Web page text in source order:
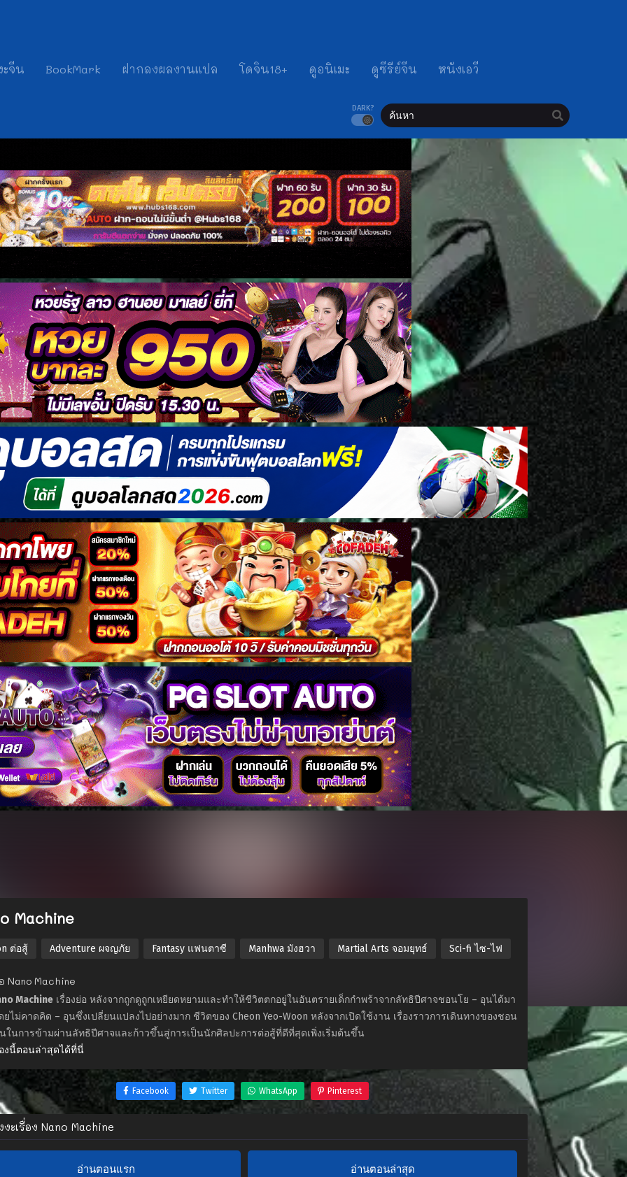
ะจีน BookMark ฝากลงผลงานแปล โดจิน18+ ดูอนิเมะ ดูซีรีย์จีน หนังเอวี
DARK?
Machine
ต่อสู้ Adventure ผจญภัย Fantasy แฟนตาซี Manhwa มังฮวา Martial Arts จอมยุทธ์ Sci-fi ไซ-ไฟ
Nano Machine
Machine เรื่องย่อ หลังจากถูกดูถูกเหยียดหยามและทำให้ชีวิตตกอยู่ในอันตรายเด็กกำพร้าจากลัทธิปีศาจชอนโย – อุนได้มา
ยไม่คาดคิด – อุนซึ่งเปลี่ยนแปลงไปอย่างมาก ชีวิตของ Cheon Yeo-Woon หลังจากเปิดใช้งาน เรื่องราวการเดินทางของชอน
ในการข้ามผ่านลัทธิปีศาจและก้าวขึ้นสู่การเป็นนักศิลปะการต่อสู้ที่ดีที่สุดเพิ่งเริ่มต้นขึ้น
งนี้ตอนล่าสุดได้ที่นี่
Facebook Twitter WhatsApp Pinterest
ะเรื่อง Nano Machine
อ่านตอนแรก อ่านตอนล่าสุด